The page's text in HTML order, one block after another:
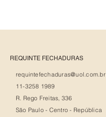
REQUINTE FECHADURAS
requintefechaduras@uol.com.br
11-3258 1989
R. Rego Freitas, 336
São Paulo - Centro - República